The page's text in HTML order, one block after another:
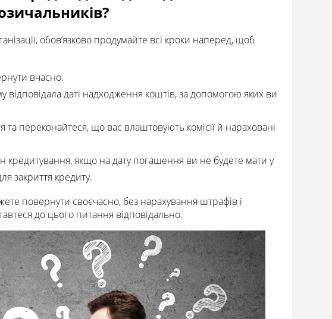
обов’язково продумайте всі кроки наперед, щоб
вчасно.
даті надходження коштів, за допомогою яких ви
та переконайтеся, що вас влаштовують комісії й нараховані
кредитування, якщо на дату погашення ви не будете мати у
закриття кредиту.
повернути своєчасно, без нарахування штрафів і
до цього питання відповідально.